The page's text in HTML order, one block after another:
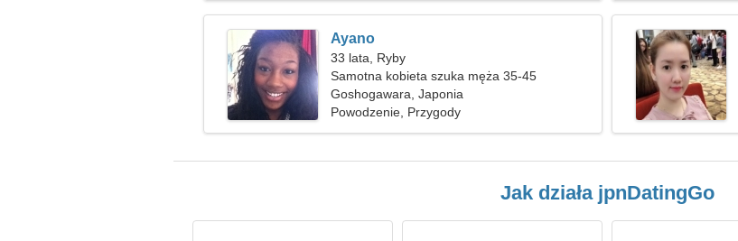
Ayano
33 lata, Ryby
Samotna kobieta szuka męża 35-45
Goshogawara, Japonia
Powodzenie, Przygody
Jak działa jpnDatingGo